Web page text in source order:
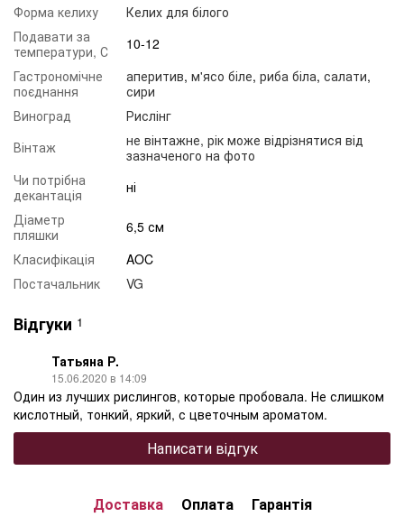
Форма келиху
Келих для білого
Подавати за
температури, С
10-12
Гастрономічне
поєднання
аперитив, м'ясо біле, риба біла, салати,
сири
Виноград
Рислінг
Вінтаж
не вінтажне, рік може відрізнятися від
зазначеного на фото
Чи потрібна
декантація
ні
Діаметр
пляшки
6,5 см
Класифікація
AOC
Постачальник
VG
Відгуки 1
Татьяна Р.
15.06.2020 в 14:09
Один из лучших рислингов, которые пробовала. Не слишком
кислотный, тонкий, яркий, с цветочным ароматом.
Написати відгук
Доставка Оплата Гарантія